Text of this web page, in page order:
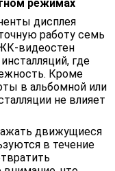
режимах
дисплея
работу семь
видеостен
где
Кроме
в альбомной или
не влияет
движущиеся
в течение